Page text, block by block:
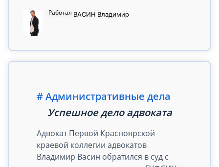
Работал ВАСИН Владимир
Административные дела
Успешное дело адвоката
Адвокат Первой Красноярской
краевой коллегии адвокатов
Владимир Васин обратился в суд с